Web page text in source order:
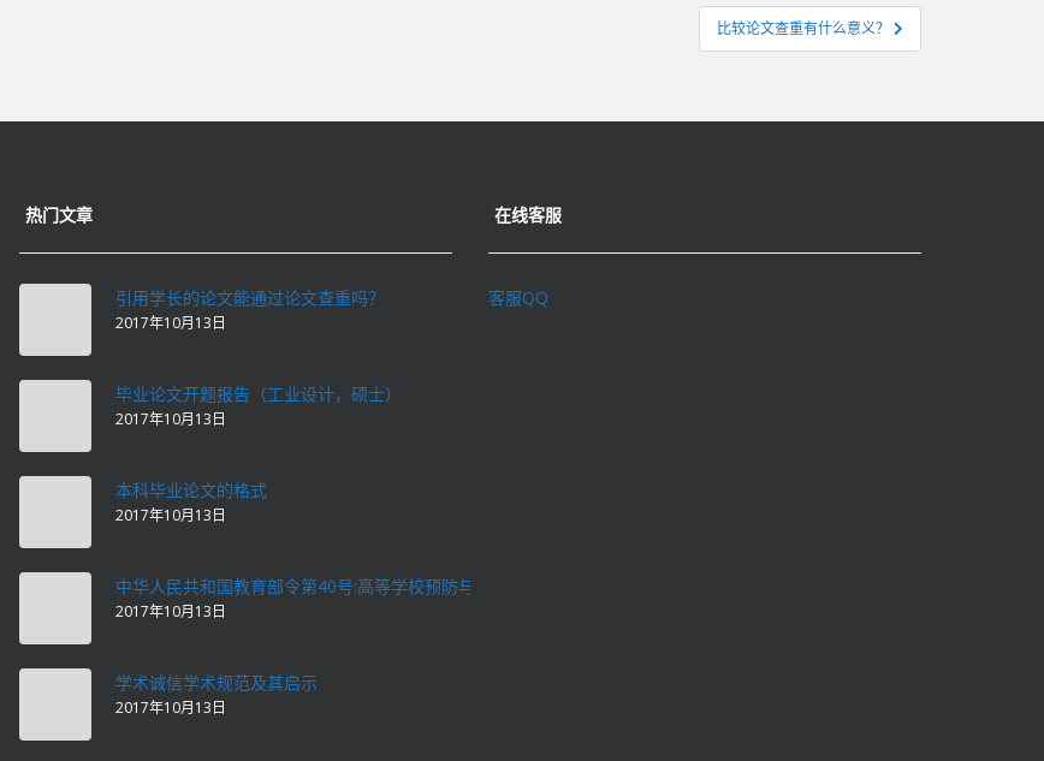
比较论文查重有什么意义？
热门文章
引用学长的论文能通过论文查重吗？
2017年10月13日
毕业论文开题报告（工业设计，硕士）
2017年10月13日
本科毕业论文的格式
2017年10月13日
中华人民共和国教育部令第40号:高等学校预防与处理学术不端行为办法
2017年10月13日
学术诚信学术规范及其启示
2017年10月13日
在线客服
客服QQ